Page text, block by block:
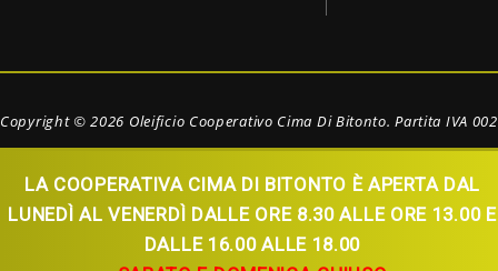
Copyright © 2026 Oleificio Cooperativo Cima Di Bitonto. Partita IVA
LA COOPERATIVA CIMA DI BITONTO È APERTA DAL
LUNEDÌ AL VENERDÌ DALLE ORE 8.30 ALLE ORE 13.00 E
DALLE 16.00 ALLE 18.00